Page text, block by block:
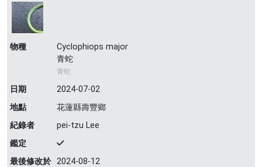
物種
Cyclophiops major
青蛇
青蛇
日期
2024-07-02
地點
花蓮縣壽豐鄉
紀錄者
pei-tzu Lee
鑑定
最後修改於 2024-08-12